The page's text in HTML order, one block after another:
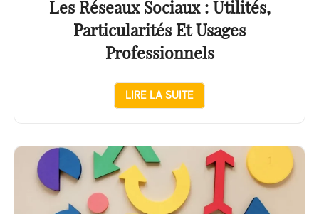
Les Réseaux Sociaux : Utilités,
Particularités Et Usages
Professionnels
LIRE LA SUITE